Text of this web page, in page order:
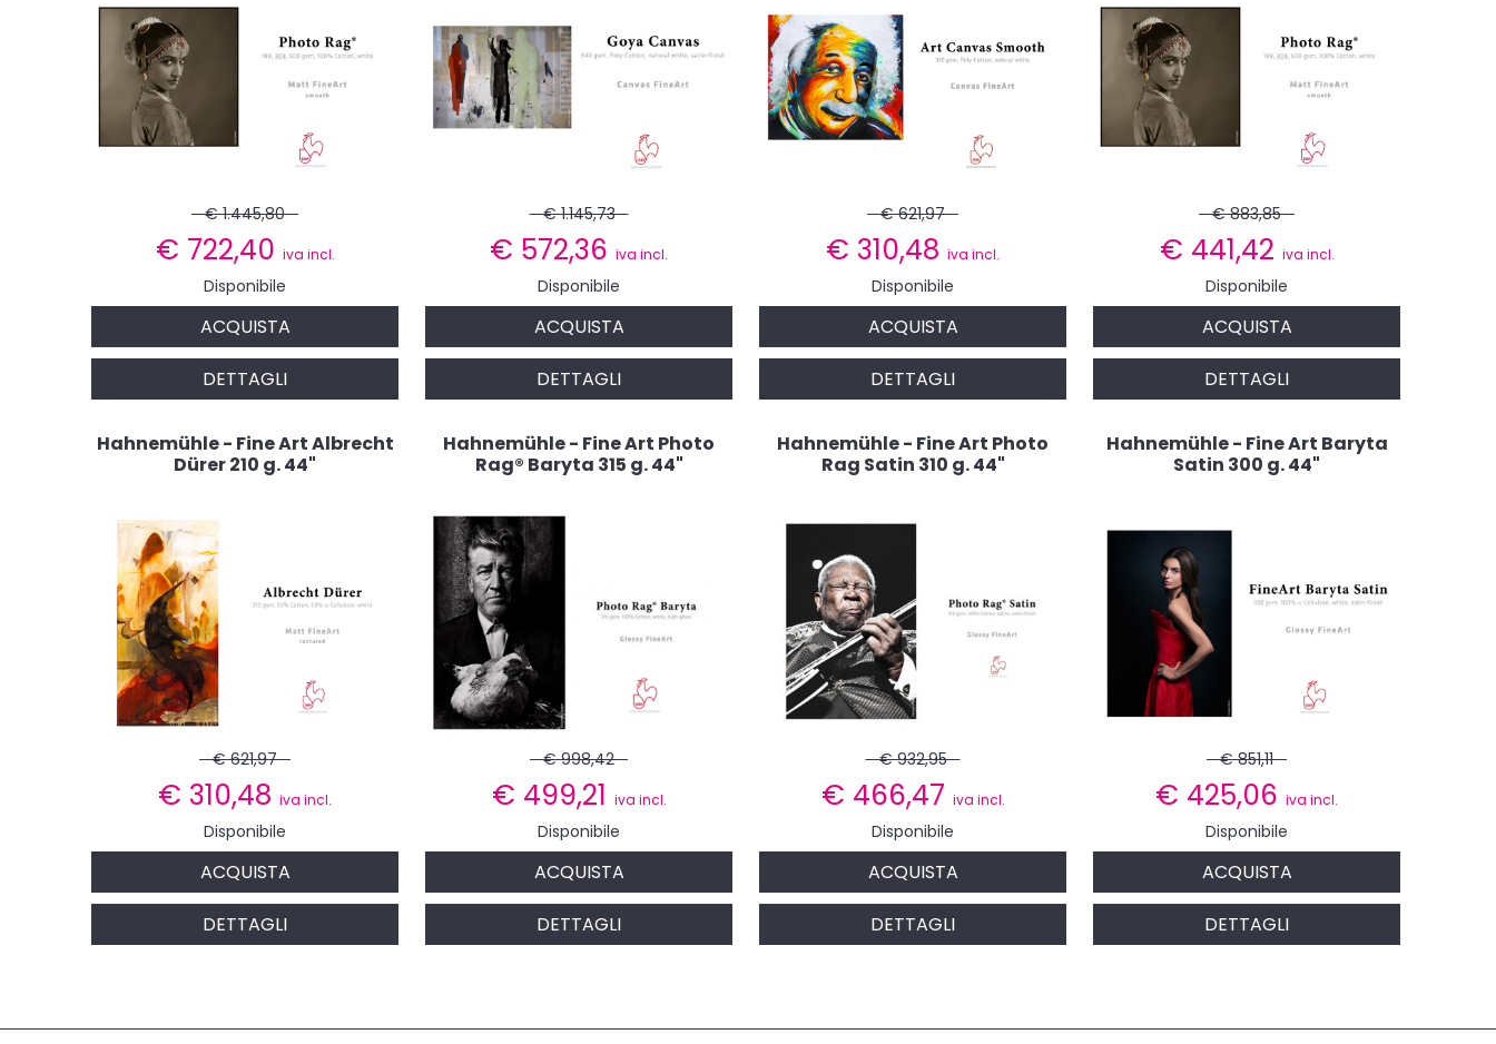
€ 1.445,80
€ 722,40 iva incl.
Disponibile
ACQUISTA
DETTAGLI
€ 1.145,73
€ 572,36 iva incl.
Disponibile
ACQUISTA
DETTAGLI
€ 621,97
€ 310,48 iva incl.
Disponibile
ACQUISTA
DETTAGLI
€ 883,85
€ 441,42 iva incl.
Disponibile
ACQUISTA
DETTAGLI
Hahnemühle - Fine Art Albrecht
Dürer 210 g. 44"
€ 621,97
€ 310,48 iva incl.
Disponibile
ACQUISTA
DETTAGLI
Hahnemühle - Fine Art Photo
Rag® Baryta 315 g. 44"
€ 998,42
€ 499,21 iva incl.
Disponibile
ACQUISTA
DETTAGLI
Hahnemühle - Fine Art Photo
Rag Satin 310 g. 44"
€ 932,95
€ 466,47 iva incl.
Disponibile
ACQUISTA
DETTAGLI
Hahnemühle - Fine Art Baryta
Satin 300 g. 44"
€ 851,11
€ 425,06 iva incl.
Disponibile
ACQUISTA
DETTAGLI